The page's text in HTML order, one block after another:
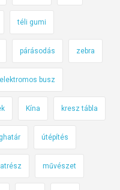
téli gumi
párásodás zebra
elektromos busz
Kína kresz tábla
útépítés
művészet